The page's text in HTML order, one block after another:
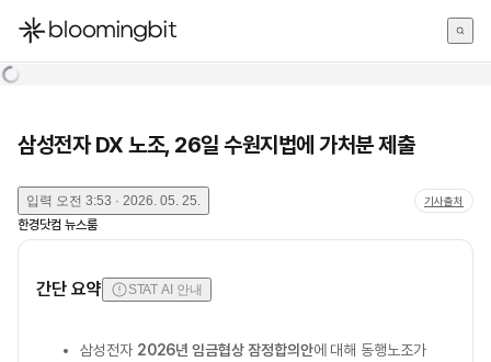
한국어
삼성전자 DX 노조, 26일 수원지법에 가처분 제출
입력 오전 3:53 · 2026. 05. 25. 기사출처
한경닷컴 뉴스룸
간단 요약 STAT AI 안내
삼성전자 2026년 임금협상 잠정합의안에 대해 동행노조가